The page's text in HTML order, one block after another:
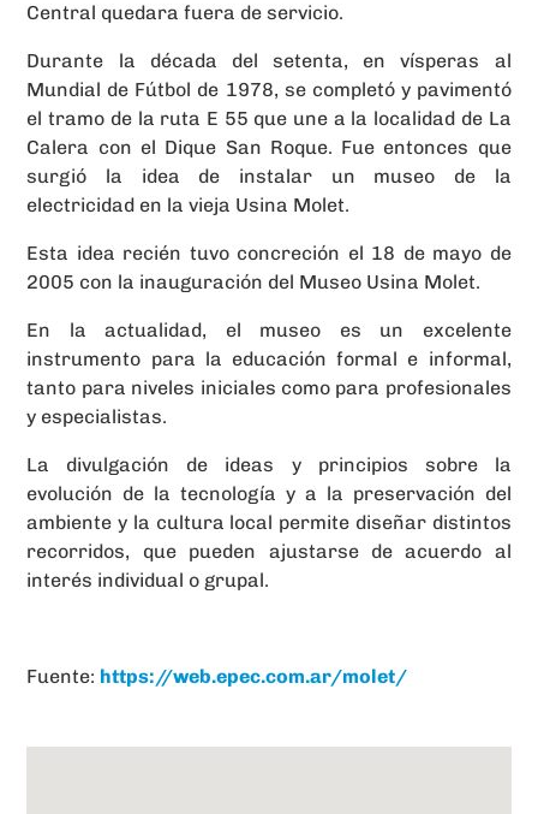
Central quedara fuera de servicio.
Durante la década del setenta, en vísperas al
Mundial de Fútbol de 1978, se completó y pavimentó
el tramo de la ruta E 55 que une a la localidad de La
Calera con el Dique San Roque. Fue entonces que
surgió la idea de instalar un museo de la
electricidad en la vieja Usina Molet.
Esta idea recién tuvo concreción el 18 de mayo de
2005 con la inauguración del Museo Usina Molet.
En la actualidad, el museo es un excelente
instrumento para la educación formal e informal,
tanto para niveles iniciales como para profesionales
y especialistas.
La divulgación de ideas y principios sobre la
evolución de la tecnología y a la preservación del
ambiente y la cultura local permite diseñar distintos
recorridos, que pueden ajustarse de acuerdo al
interés individual o grupal.
Fuente: https://web.epec.com.ar/molet/